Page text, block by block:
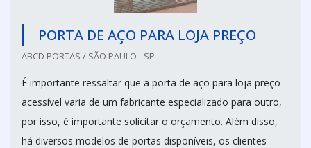
PORTA DE AÇO PARA LOJA PREÇO
ABCD PORTAS / SÃO PAULO - SP
É importante ressaltar que a porta de aço para loja preço
acessível varia de um fabricante especializado para outro,
por isso, é importante solicitar o orçamento. Além disso,
há diversos modelos de portas disponíveis, os clientes